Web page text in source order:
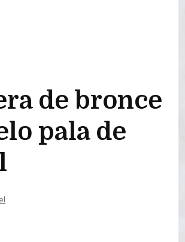
de bronce
pala de